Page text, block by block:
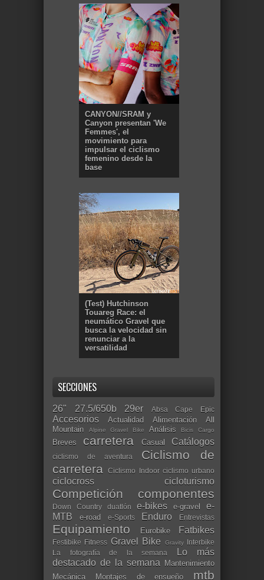
CANYON//SRAM y
Canyon presentan 'We
Femmes', el
movimiento para
impulsar el ciclismo
femenino desde la
base
(Test) Hutchinson
Touareg Race: el
neumático Gravel que
busca la velocidad sin
renunciar a la
versatilidad
SECCIONES
26" 27.5/650b 29er Absa Cape Epic
Accesorios Actualidad Alimentación
All
Mountain
Alpine Gravel Bike Análisis Bicis Cargo
Breves carretera Casual Catálogos
ciclismo de aventura
Ciclismo de
carretera
Ciclismo Indoor ciclismo urbano
ciclocross cicloturismo
Competición componentes
Down Country duatlón e-bikes e-gravel
e-
MTB
e-road e-Sports Enduro Entrevistas
Equipamiento Eurobike Fatbikes
Festibike Fitness Gravel Bike Gravity Interbike
La fotografía de la semana
Lo más
destacado de la semana
Mantenimiento
Mecánica
Montajes de ensueño mtb